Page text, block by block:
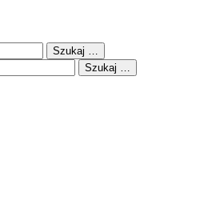
Szukaj …
Szukaj …